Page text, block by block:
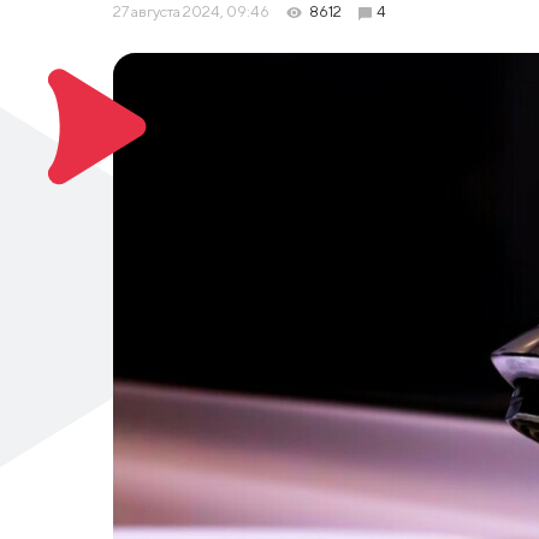
27 августа 2024, 09:46 8612 4